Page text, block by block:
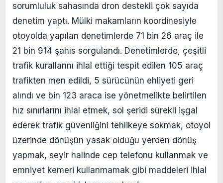
sorumluluk sahasında dron destekli çok sayıda
denetim yaptı. Mülki makamların koordinesiyle
otoyolda yapılan denetimlerde 71 bin 26 araç ile
21 bin 914 şahıs sorgulandı. Denetimlerde, çeşitli
trafik kurallarını ihlal ettiği tespit edilen 105 araç
trafikten men edildi, 5 sürücünün ehliyeti geri
alındı ve bin 123 araca ise yönetmelikte belirtilen
hız sınırlarını ihlal etmek, sol şeridi sürekli işgal
ederek trafik güvenliğini tehlikeye sokmak, otoyol
üzerinde dönüşün yasak olduğu yerden dönüş
yapmak, seyir halinde cep telefonu kullanmak ve
emniyet kemeri kullanmamak gibi maddeleri ihlal